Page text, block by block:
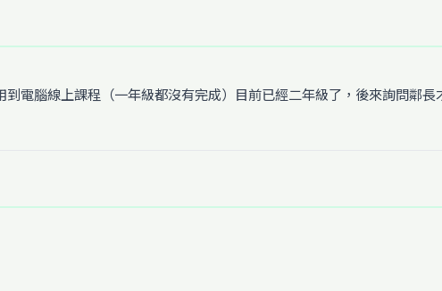
電腦線上課程（一年級都沒有完成）目前已經二年級了，後來詢問鄰